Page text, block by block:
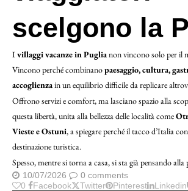
scelgono la
Ivillaggi vacanze in Puglianon vincono solo per il
Vincono perché combinanopaesaggio, cultura,
accoglienzain un equilibrio difficile da replicare
Offrono servizi e comfort, ma lasciano spazio alla
questa libertà, unita alla bellezza delle località come
Vieste e Ostuni, a spiegare perché il tacco d’Italia
destinazione turistica.
Spesso, mentre si torna a casa, si sta già pensando alla
10/07/2026
0 comments
0
Facebook Twitter Pinterest Linkedin